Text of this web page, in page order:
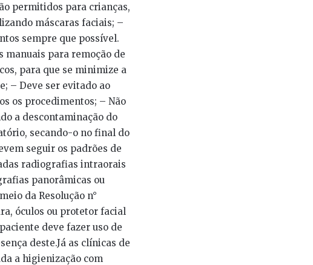
permitidos para crianças,
máscaras faciais; –
sempre que possível.
para remoção de
para que se minimize a
– Deve ser evitado ao
os procedimentos; – Não
a descontaminação do
secando-o no final do
seguir os padrões de
radiografias intraorais
panorâmicas ou
da Resolução n°
óculos ou protetor facial
deve fazer uso de
deste.Já as clínicas de
a higienização com